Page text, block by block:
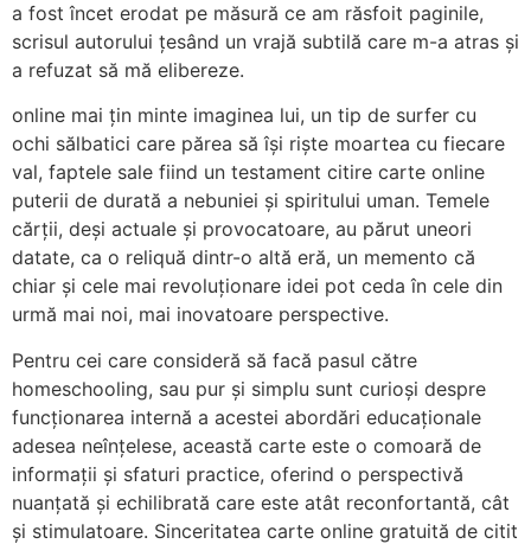
a fost încet erodat pe măsură ce am răsfoit paginile,
scrisul autorului țesând un vrajă subtilă care m-a atras și
a refuzat să mă elibereze.
online mai țin minte imaginea lui, un tip de surfer cu
ochi sălbatici care părea să își riște moartea cu fiecare
val, faptele sale fiind un testament citire carte online
puterii de durată a nebuniei și spiritului uman. Temele
cărții, deși actuale și provocatoare, au părut uneori
datate, ca o reliquă dintr-o altă eră, un memento că
chiar și cele mai revoluționare idei pot ceda în cele din
urmă mai noi, mai inovatoare perspective.
Pentru cei care consideră să facă pasul către
homeschooling, sau pur și simplu sunt curioși despre
funcționarea internă a acestei abordări educaționale
adesea neînțelese, această carte este o comoară de
informații și sfaturi practice, oferind o perspectivă
nuanțată și echilibrată care este atât reconfortantă, cât
și stimulatoare. Sinceritatea carte online gratuită de citit